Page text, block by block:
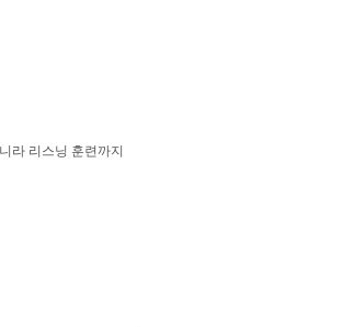
라 리스닝 훈련까지